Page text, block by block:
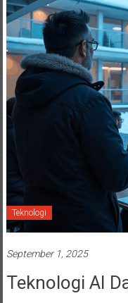
Teknologi
September 1, 2025
Teknologi AI